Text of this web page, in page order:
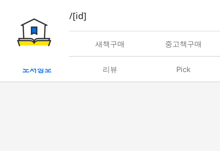
book/rent/[id]
대여 새책구매 중고책구매
도서정보 리뷰 Pick